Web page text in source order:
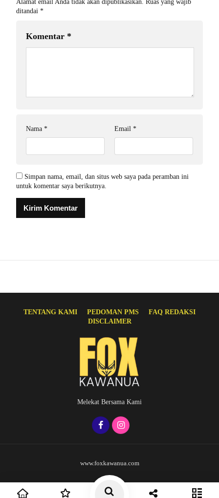
Alamat email Anda tidak akan dipublikasikan. Ruas yang wajib
ditandai *
Komentar *
Nama * Email *
Simpan nama, email, dan situs web saya pada peramban ini
untuk komentar saya berikutnya.
TENTANG KAMI PEDOMAN PMS
FAQ REDAKSI
DISCLAIMER
Melekat Bersama Kami
www.foxkawanua.com